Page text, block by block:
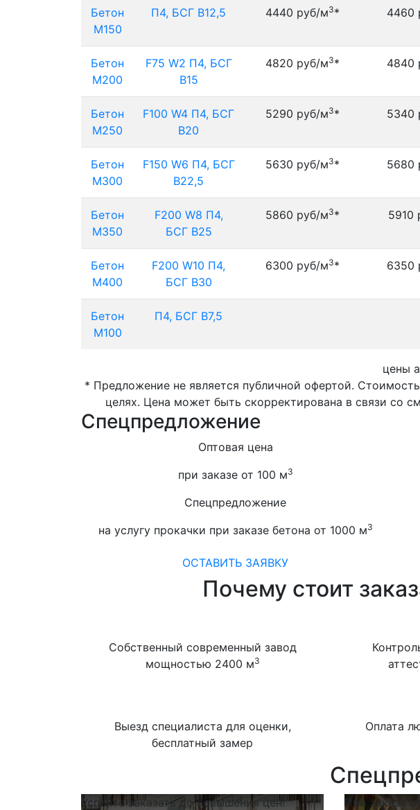
Бетон
М150
П4, БСГ В12,5 4440 руб/м3* 4460
Бетон
М200
F75 W2 П4, БСГ
В15
4820 руб/м3* 4840
Бетон
М250
F100 W4 П4, БСГ
В20
5290 руб/м3* 5340
Бетон
М300
F150 W6 П4, БСГ
В22,5
5630 руб/м3* 5680
Бетон
М350
F200 W8 П4,
БСГ В25
5860 руб/м3* 5910
Бетон
М400
F200 W10 П4,
БСГ В30
6300 руб/м3* 6350
Бетон
М100
П4, БСГ В7,5
цены
* Предложение не является публичной офертой.
целях. Цена может быть скорректирована в связи со
Спецпредложение
Оптовая цена
при заказе от 100 м3
Спецпредложение
на услугу прокачки при заказе бетона от 1000 м3
ОСТАВИТЬ ЗАЯВКУ
Почему стоит
Собственный современный завод
мощностью 2400 м3
Выезд специалиста для оценки,
бесплатный замер
Оплата
Успейте заказать до повышения цен!
При заказе